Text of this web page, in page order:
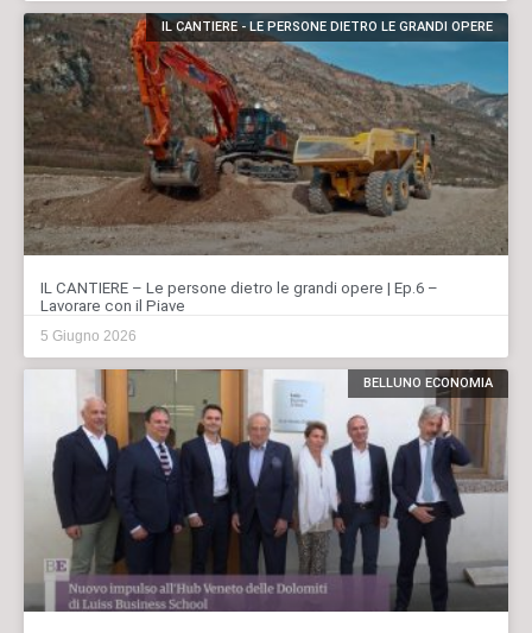
IL CANTIERE - LE PERSONE DIETRO LE GRANDI OPERE
IL CANTIERE – Le persone dietro le grandi opere | Ep.6 –
Lavorare con il Piave
5 Giugno 2026
BELLUNO ECONOMIA